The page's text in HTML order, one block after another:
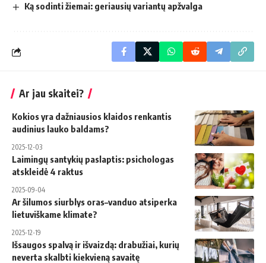
Ką sodinti žiemai: geriausių variantų apžvalga
Ar jau skaitei?
Kokios yra dažniausios klaidos renkantis
audinius lauko baldams?
2025-12-03
Laimingų santykių paslaptis: psichologas
atskleidė 4 raktus
2025-09-04
Ar šilumos siurblys oras–vanduo atsiperka
lietuviškame klimate?
2025-12-19
Išsaugos spalvą ir išvaizdą: drabužiai, kurių
neverta skalbti kiekvieną savaitę